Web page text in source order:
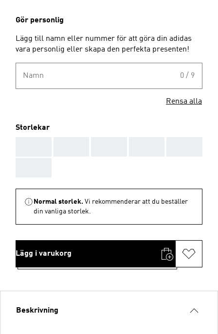
Gör personlig
Lägg till namn eller nummer för att göra din adidas
vara personlig eller skapa den perfekta presenten!
Namn 0 / 9
Rensa alla
Storlekar
Normal storlek. Vi rekommenderar att du beställer
din vanliga storlek.
Lägg i varukorg
Beskrivning